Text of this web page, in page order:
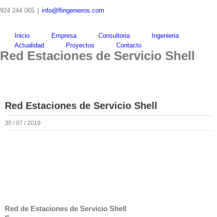
to
924 244 065 info@flingenieros.com
Inicio Empresa Consultoria
Ingenieria
Actualidad
Proyectos Contacto
Red Estaciones de Servicio Shell
Red Estaciones de Servicio Shell
30 / 07 / 2019
Red de Estaciones de Servicio Shell